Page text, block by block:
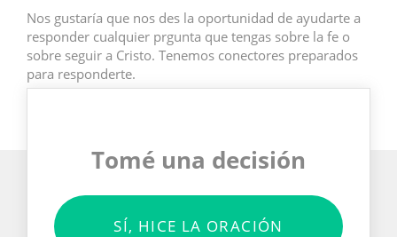
Nos gustaría que nos des la oportunidad de ayudarte a
responder cualquier prgunta que tengas sobre la fe o
sobre seguir a Cristo. Tenemos conectores preparados
para responderte.
Tomé una decisión
SÍ, HICE LA ORACIÓN